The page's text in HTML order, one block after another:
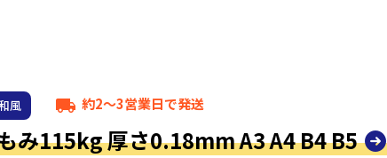
風 local_shipping 約2～3営業日で発送
み115kg 厚さ0.18mm A3 A4 B4 B5